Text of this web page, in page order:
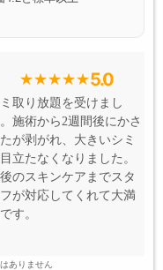
5.0
取り放題を受けまし
施術から2週間後にかさ
が剥がれ、大きいシミ
立たなくなりました。
のスキンケアまでスタ
が対応してくれて大満
す。
ありません